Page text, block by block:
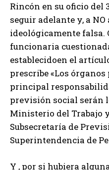
Rincón en su oficio del
seguir adelante y, a
ideológicamente falsa.
funcionaria
establecidoen el
prescribe «Los
principal
previsión social serán
Ministerio del Trabajo
Subsecretaría de
Superintendencia de
Y , por si hubiera